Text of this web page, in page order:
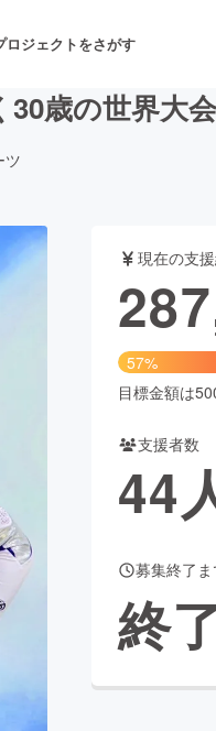
ロジェクトをさがす
舞台・パフォーマンス
フード・飲食店
ビューティー・ヘルスケア
Creation
歳の世界大
ツ
現在の支
57%
目標金額は
支援者数
44
募集終了ま
終